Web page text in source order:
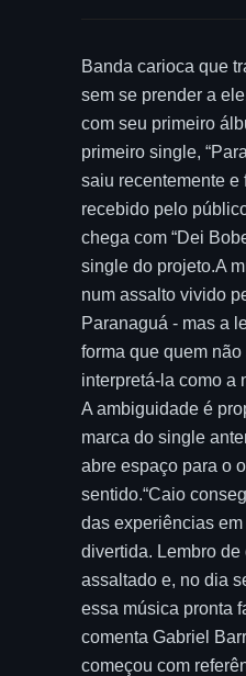
Banda carioca que
sem se prender a
com seu primeiro
primeiro single,
saiu recentemente e
recebido pelo
chega com “Dei
single do projeto.A
num assalto vivido
Paranaguá - mas a
forma que quem
interpretá-la como a
A ambiguidade é
marca do single
abre espaço para o
sentido.“Caio
das experiências
divertida. Lembro de
assaltado e, no dia
essa música pronta
comenta Gabriel
começou com